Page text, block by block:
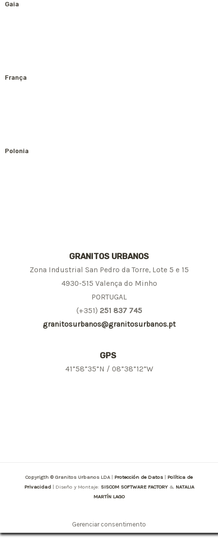
Gaia
França
Polonia
GRANITOS URBANOS
Zona Industrial San Pedro da Torre, Lote 5 e 15
4930-515 Valença do Minho
PORTUGAL
(+351) 251 837 745
granitosurbanos@granitosurbanos.pt
GPS
41”58”35”N / 08”38”12”W
Copyrigth © Granitos Urbanos LDA| Protección de Datos | Política de
Privacidad| Diseño y Montaje: SISCOM SOFTWARE FACTORY& NATALIA
MARTÍN LAGO
Gerenciar consentimento